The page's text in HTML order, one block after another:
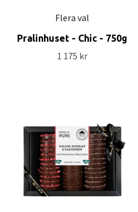
Flera val
Pralinhuset - Chic - 750g
1 175 kr